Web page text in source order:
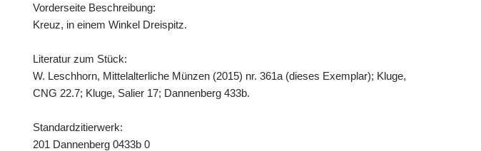
Vorderseite Beschreibung:
Kreuz, in einem Winkel Dreispitz.
Literatur zum Stück:
W. Leschhorn, Mittelalterliche Münzen (2015) nr. 361a (dieses Exemplar); Kluge,
CNG 22.7; Kluge, Salier 17; Dannenberg 433b.
Standardzitierwerk:
201 Dannenberg 0433b 0